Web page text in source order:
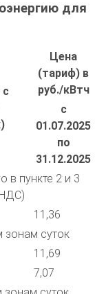
для
Цена
(тариф) в
руб./кВтч
с
01.07.2025
по
31.12.2025
в пункте 2 и 3
11,36
зонам суток
11,69
7,07